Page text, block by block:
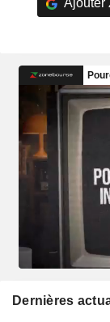
Dernières